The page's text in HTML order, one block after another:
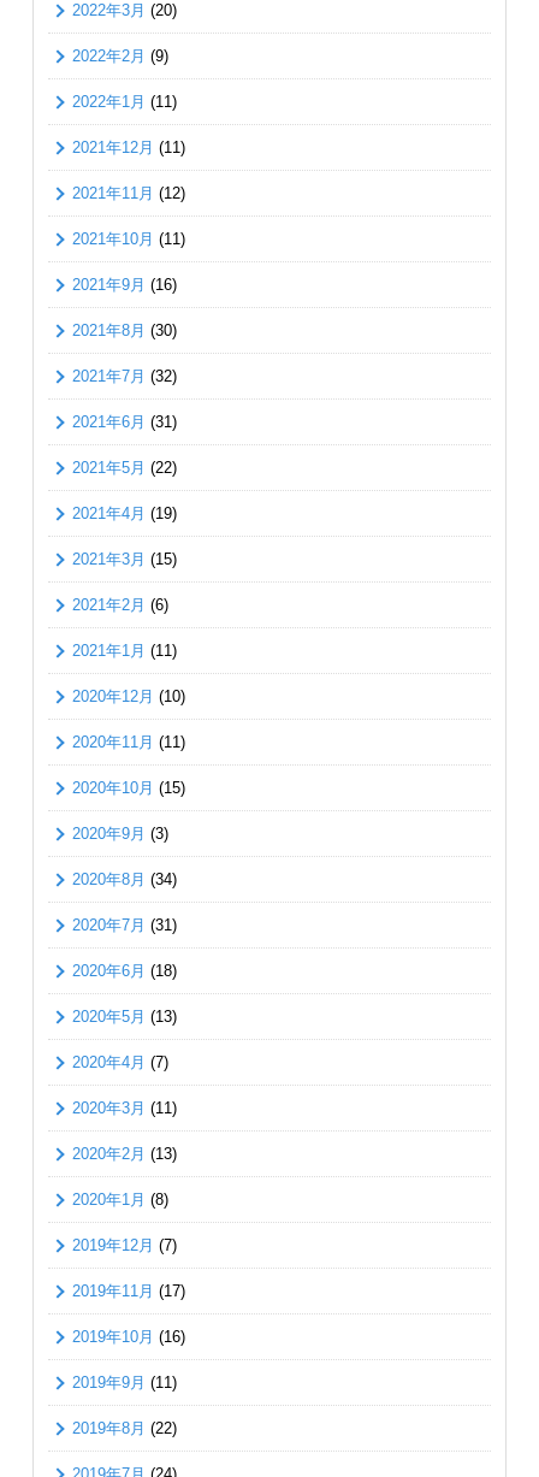
2022年3月 (20)
2022年2月 (9)
2022年1月 (11)
2021年12月 (11)
2021年11月 (12)
2021年10月 (11)
2021年9月 (16)
2021年8月 (30)
2021年7月 (32)
2021年6月 (31)
2021年5月 (22)
2021年4月 (19)
2021年3月 (15)
2021年2月 (6)
2021年1月 (11)
2020年12月 (10)
2020年11月 (11)
2020年10月 (15)
2020年9月 (3)
2020年8月 (34)
2020年7月 (31)
2020年6月 (18)
2020年5月 (13)
2020年4月 (7)
2020年3月 (11)
2020年2月 (13)
2020年1月 (8)
2019年12月 (7)
2019年11月 (17)
2019年10月 (16)
2019年9月 (11)
2019年8月 (22)